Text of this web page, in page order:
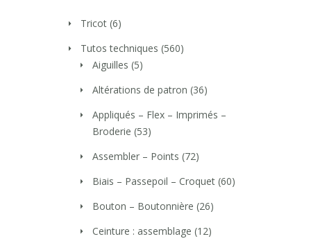
Tricot (6)
Tutos techniques (560)
Aiguilles (5)
Altérations de patron (36)
Appliqués – Flex – Imprimés –
Broderie (53)
Assembler – Points (72)
Biais – Passepoil – Croquet (60)
Bouton – Boutonnière (26)
Ceinture : assemblage (12)